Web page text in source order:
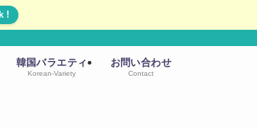
!
韓国バラエティ
Korean-Variety
お問い合わせ
Contact